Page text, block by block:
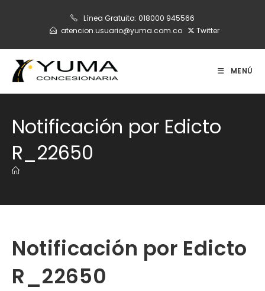
Línea Gratuita: 018000 945566
atencion.usuario@yuma.com.co
Twitter
MENÚ
Notificación por Edicto
R_22650
Notificación por Edicto
R_22650